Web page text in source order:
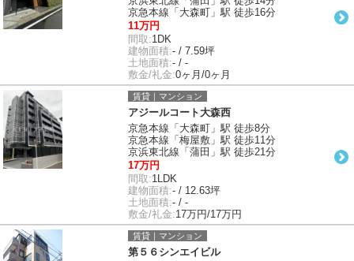
京急本線「大森町」駅 徒歩16分
11万円
間取:1DK
建物面積:- / 7.59坪
土地面積:- / -
敷金/礼金:0ヶ月/0ヶ月
賃貸｜マンション
アジールコート大森西
京急本線「大森町」駅 徒歩8分
京急本線「梅屋敷」駅 徒歩11分
京浜東北線「蒲田」駅 徒歩21分
17万円
間取:1LDK
建物面積:- / 12.63坪
土地面積:- / -
敷金/礼金:17万円/17万円
賃貸｜マンション
第５６シンエイビル